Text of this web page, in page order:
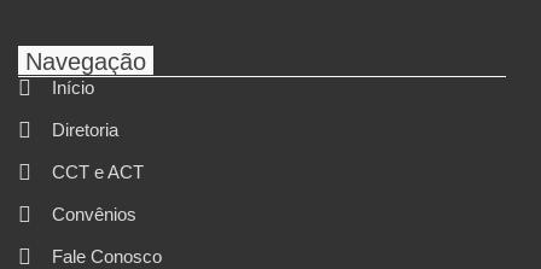
Navegação
Início
Diretoria
CCT e ACT
Convênios
Fale Conosco